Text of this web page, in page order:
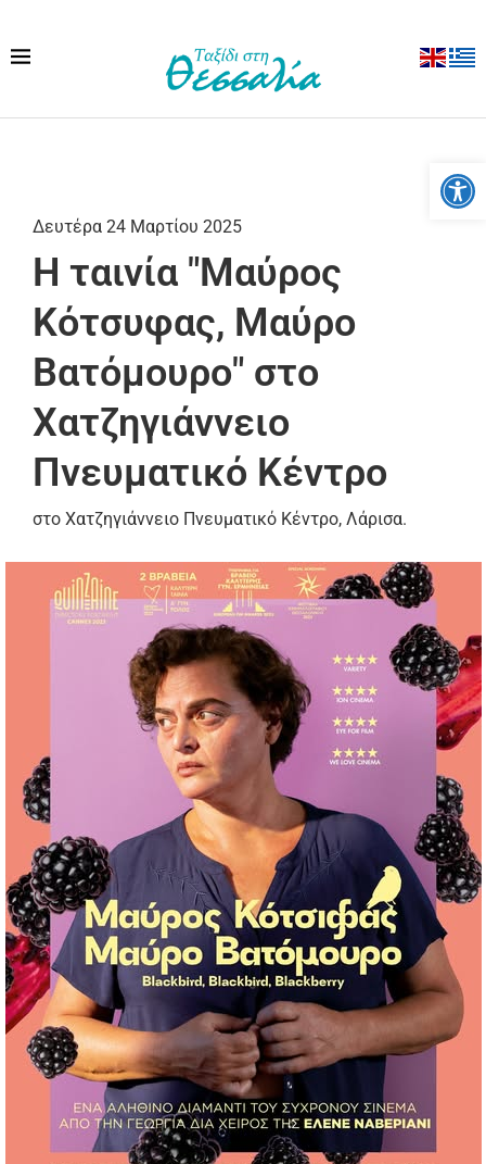
Δευτέρα 24 Μαρτίου 2025
Η ταινία "Μαύρος
Κότσυφας, Μαύρο
Βατόμουρο" στο
Χατζηγιάννειο
Πνευματικό Kέντρο
στο Χατζηγιάννειο Πνευματικό Κέντρο, Λάρισα.